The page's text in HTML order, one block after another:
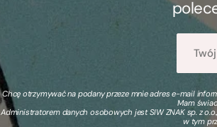
Chcę otrzymywać na podany przeze mnie adres e-mail
Mam
Administratorem danych osobowych jest SIW ZNAK sp. z
w tym